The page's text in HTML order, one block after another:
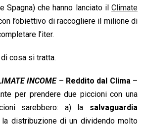
Spagna) che hanno lanciato il Climate
l’obiettivo di raccogliere il milione di
l’iter.
cosa si tratta.
INCOME– Reddito dal Clima–
per prendere due piccioni con una
sarebbero: a) la salvaguardia
distribuzione di un dividendo molto